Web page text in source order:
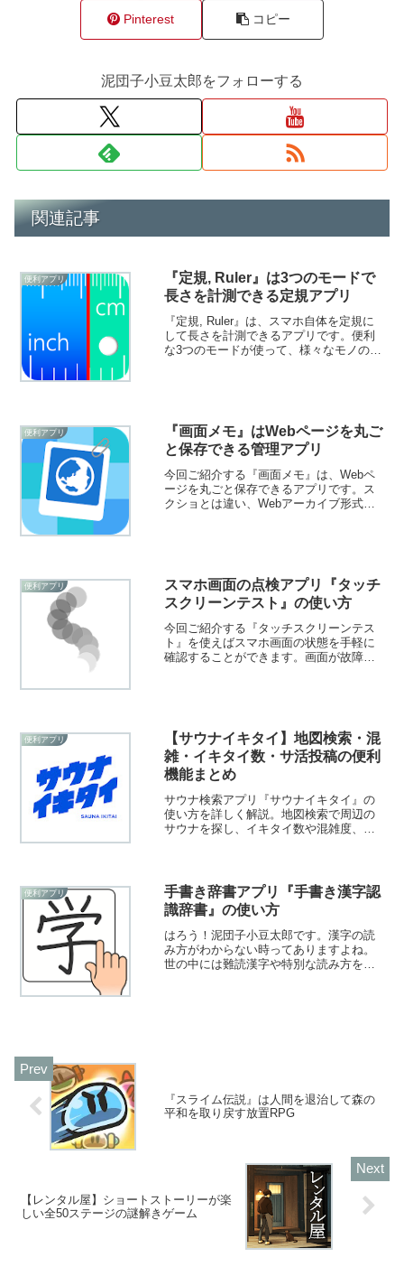
Pinterest コピー
泥団子小豆太郎をフォローする
関連記事
便利アプリ
『定規, Ruler』は3つのモードで
長さを計測できる定規アプリ
『定規, Ruler』は、スマホ自体を定規に
して長さを計測できるアプリです。便利
な3つのモードが使って、様々なモノの長
便利アプリ
『画面メモ』はWebページを丸ご
と保存できる管理アプリ
今回ご紹介する『画面メモ』は、Webペ
ージを丸ごと保存できるアプリです。ス
クショとは違い、Webアーカイブ形式で
便利アプリ
スマホ画面の点検アプリ『タッチ
スクリーンテスト』の使い方
今回ご紹介する『タッチスクリーンテス
ト』を使えばスマホ画面の状態を手軽に
確認することができます。画面が故障し
便利アプリ
【サウナイキタイ】地図検索・混
雑・イキタイ数・サ活投稿の便利
機能まとめ
サウナ検索アプリ『サウナイキタイ』の
使い方を詳しく解説。地図検索で周辺の
サウナを探し、イキタイ数や混雑度、口
便利アプリ
手書き辞書アプリ『手書き漢字認
識辞書』の使い方
はろう！泥団子小豆太郎です。漢字の読
み方がわからない時ってありますよね。
世の中には難読漢字や特別な読み方をす
『スライム伝説』は人間を退治して森の
平和を取り戻す放置RPG
【レンタル屋】ショートストーリーが楽
しい全50ステージの謎解きゲーム